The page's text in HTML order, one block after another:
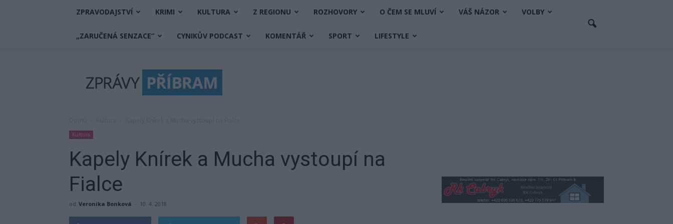
ZPRAVODAJSTVÍ KRIMI KULTURA Z REGIONU ROZHOVORY O ČEM SE MLUVÍ VÁŠ NÁZOR VOLBY
„ZARUČENÁ SENZACE“ CYNIKŮV PODCAST KOMENTÁŘ SPORT LIFESTYLE
Příbram
Kultura
Kapely Knírek a Mucha vystoupí na
Fialce
od Veronika Bonková - 10. 4. 2018